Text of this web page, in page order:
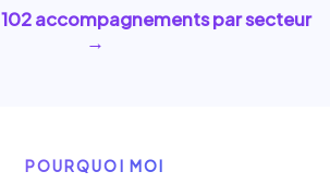
102accompagnements par secteur
→
POURQUOI MOI